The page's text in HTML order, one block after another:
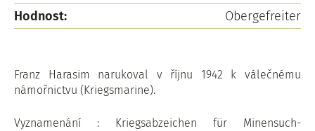
Hodnost:
Obergefreiter
Franz Harasim narukoval v říjnu 1942 k válečnému
námořnictvu (Kriegsmarine).
Vyznamenání : Kriegsabzeichen für Minensuch-